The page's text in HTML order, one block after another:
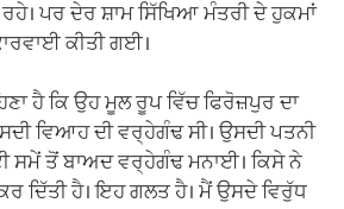
ਪਰ ਦੇਰ ਸ਼ਾਮ ਸਿੱਖਿਆ ਮੰਤਰੀ ਦੇ ਹੁਕਮਾਂ
ਕੀਤੀ ਗਈ।
ਹੈ ਕਿ ਉਹ ਮੂਲ ਰੂਪ ਵਿੱਚ ਫਿਰੋਜ਼ਪੁਰ ਦਾ
ਵਿਆਹ ਦੀ ਵਰ੍ਹੇਗੰਢ ਸੀ। ਉਸਦੀ ਪਤਨੀ
ਸਮੇਂ ਤੋਂ ਬਾਅਦ ਵਰ੍ਹੇਗੰਢ ਮਨਾਈ। ਕਿਸੇ ਨੇ
ਦਿੱਤੀ ਹੈ। ਇਹ ਗਲਤ ਹੈ। ਮੈਂ ਉਸਦੇ ਵਿਰੁੱਧ